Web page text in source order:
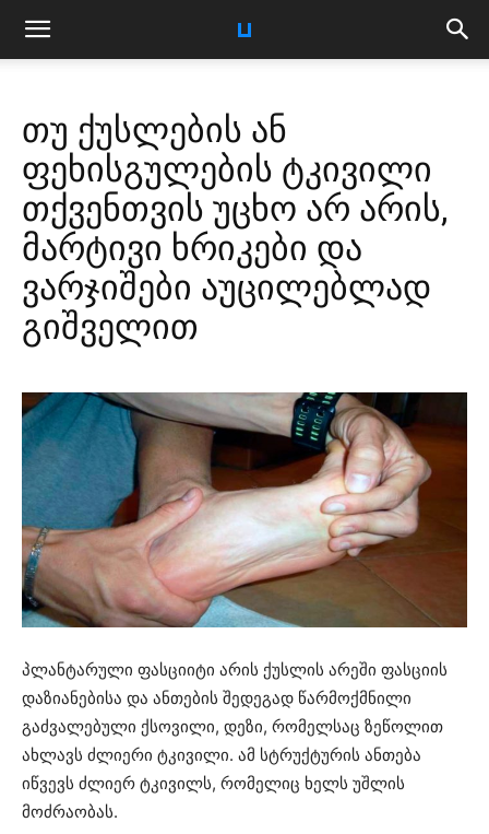
თუ ქუსლების ან
ფეხისგულების ტკივილი
თქვენთვის უცხო არ არის,
მარტივი ხრიკები და
ვარჯიშები აუცილებლად
გიშველით
პლანტარული ფასციიტი არის ქუსლის არეში ფასციის
დაზიანებისა და ანთების შედეგად წარმოქმნილი
გაძვალებული ქსოვილი, დეზი, რომელსაც ზეწოლით
ახლავს ძლიერი ტკივილი. ამ სტრუქტურის ანთება
იწვევს ძლიერ ტკივილს, რომელიც ხელს უშლის
მოძრაობას.